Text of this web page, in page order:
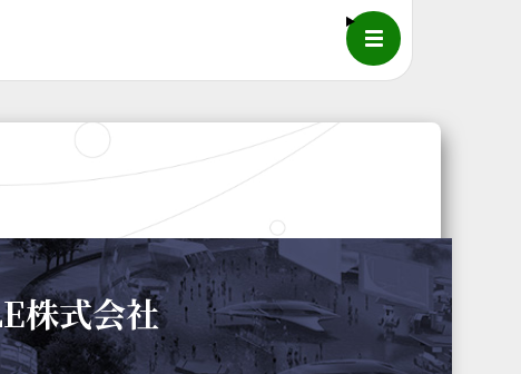
メニュー
株式会社